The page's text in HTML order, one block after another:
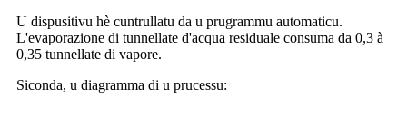
U dispusitivu hè cuntrullatu da u prugrammu automaticu.
L'evaporazione di tunnellate d'acqua residuale consuma da 0,3 à
0,35 tunnellate di vapore.
Siconda, u diagramma di u prucessu: